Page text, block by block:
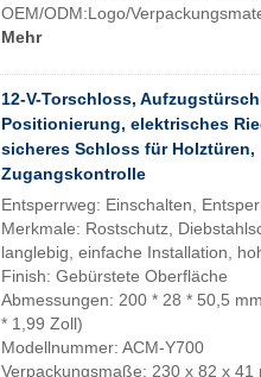
OEM/ODM:Logo/
Mehr
12-V-Torschloss,
Positionierung, elektrisches
sicheres Schloss für Holztüren,
Zugangskontrolle
Entsperrweg: Einschalten,
Merkmale: Rostschutz,
langlebig, einfache Installation,
Finish: Gebürstete Oberfläche
Abmessungen: 200 * 28 * 50,5
* 1,99 Zoll)
Modellnummer: ACM-Y700
Verpackungsmaße: 230 x 82 x 41